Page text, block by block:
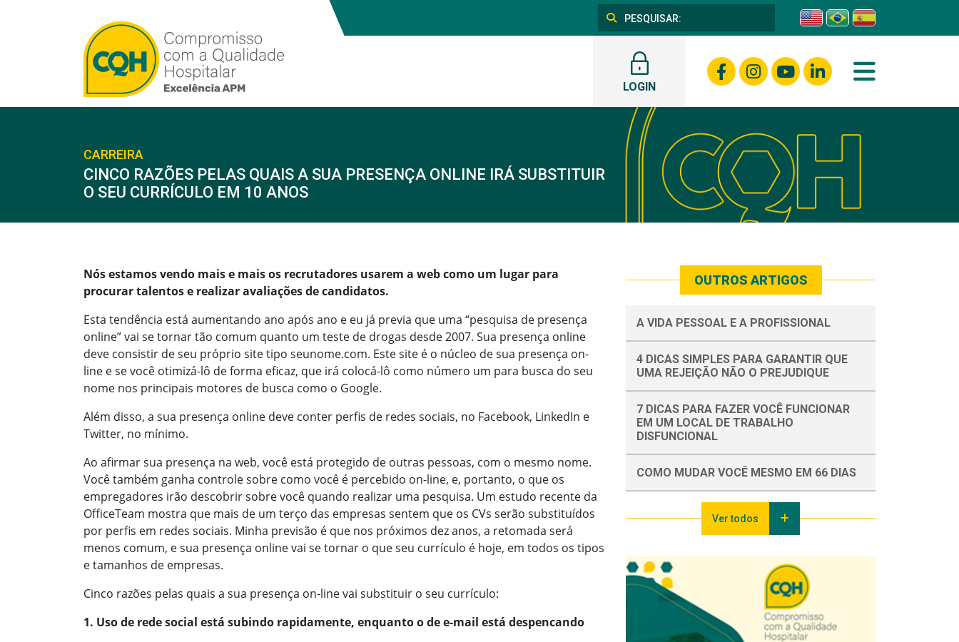
LOGIN
CARREIRA
CINCO RAZÕES PELAS QUAIS A SUA PRESENÇA ONLINE IRÁ SUBSTITUIR
O SEU CURRÍCULO EM 10 ANOS
Nós estamos vendo mais e mais os recrutadores usarem a web como um lugar para
procurar talentos e realizar avaliações de candidatos.
Esta tendência está aumentando ano após ano e eu já previa que uma “pesquisa de presença
online” vai se tornar tão comum quanto um teste de drogas desde 2007. Sua presença online
deve consistir de seu próprio site tipo seunome.com. Este site é o núcleo de sua presença on-
line e se você otimizá-lô de forma eficaz, que irá colocá-lô como número um para busca do seu
nome nos principais motores de busca como o Google.
Além disso, a sua presença online deve conter perfis de redes sociais, no Facebook, LinkedIn e
Twitter, no mínimo.
Ao afirmar sua presença na web, você está protegido de outras pessoas, com o mesmo nome.
Você também ganha controle sobre como você é percebido on-line, e, portanto, o que os
empregadores irão descobrir sobre você quando realizar uma pesquisa. Um estudo recente da
OfficeTeam mostra que mais de um terço das empresas sentem que os CVs serão substituídos
por perfis em redes sociais. Minha previsão é que nos próximos dez anos, a retomada será
menos comum, e sua presença online vai se tornar o que seu currículo é hoje, em todos os tipos
e tamanhos de empresas.
Cinco razões pelas quais a sua presença on-line vai substituir o seu currículo:
1. Uso de rede social está subindo rapidamente, enquanto o de e-mail está despencando
OUTROS ARTIGOS
A VIDA PESSOAL E A PROFISSIONAL
4 DICAS SIMPLES PARA GARANTIR QUE
UMA REJEIÇÃO NÃO O PREJUDIQUE
7 DICAS PARA FAZER VOCÊ FUNCIONAR
EM UM LOCAL DE TRABALHO
DISFUNCIONAL
COMO MUDAR VOCÊ MESMO EM 66 DIAS
Ver todos